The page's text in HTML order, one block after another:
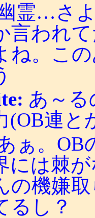
霊…さ
言われ
ね。こ
あ～る
(OB連と
ぁ。
には棘
の機嫌
るし？